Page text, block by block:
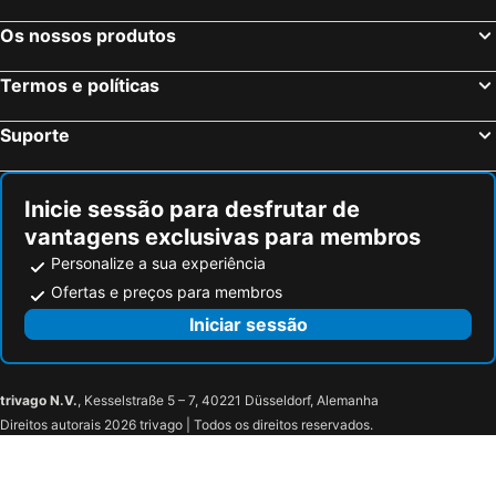
Os nossos produtos
Termos e políticas
Suporte
Inicie sessão para desfrutar de
vantagens exclusivas para membros
Personalize a sua experiência
Ofertas e preços para membros
Iniciar sessão
trivago N.V., Kesselstraße 5 – 7, 40221 Düsseldorf, Alemanha
Direitos autorais 2026 trivago | Todos os direitos reservados.